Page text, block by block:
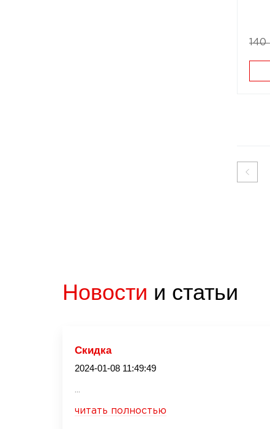
140
Новости и статьи
Скидка
2024-01-08 11:49:49
читать полностью